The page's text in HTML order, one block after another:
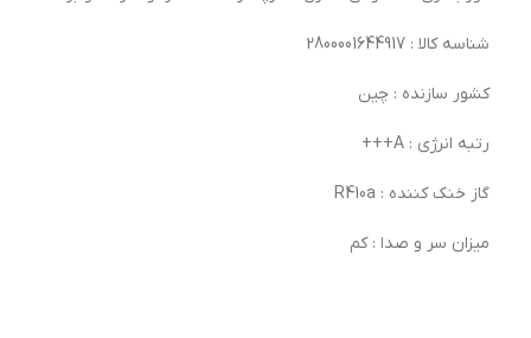
شناسه کالا : 2800001644917
کشور سازنده : چین
رتبه انرژی : A+++
گاز خنک کننده : R410a
میزان سر و صدا : کم